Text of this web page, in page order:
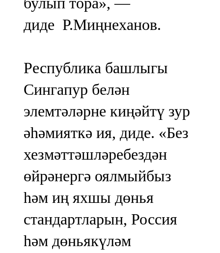
диде Р.Миңнеханов.
Республика башлыгы
Сингапур белән
элемтәләрне киңәйтү зур
әһәмияткә ия, диде. «Без
хезмәттәшләребездән
өйрәнергә оялмыйбыз
һәм иң яхшы дөнья
стандартларын, Россия
һәм дөньякүләм